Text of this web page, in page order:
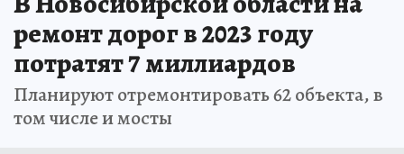
ремонт дорог в 2023 году
потратят 7 миллиардов
Планируют отремонтировать 62 объекта, в
том числе и мосты